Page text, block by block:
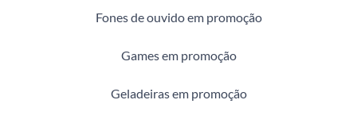
Fones de ouvido em promoção
Games em promoção
Geladeiras em promoção